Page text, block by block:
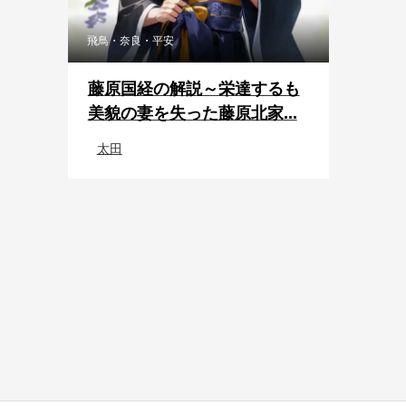
飛鳥・奈良・平安
藤原国経の解説～栄達するも
美貌の妻を失った藤原北家...
太田